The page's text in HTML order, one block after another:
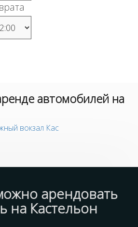
автомобилей на
вокзал Кас
арендовать
на Кастельон